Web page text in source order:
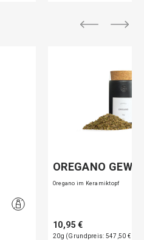
OREGANO
Oregano im Keramiktopf
10,95 €
20g (Grundpreis: 547,50 € pro